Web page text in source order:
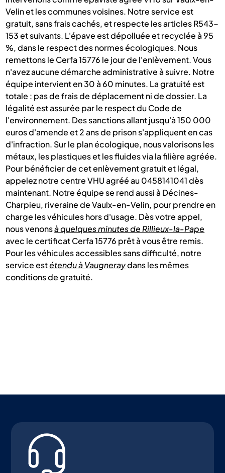
Velin et les communes voisines. Notre service est
gratuit, sans frais cachés, et respecte les articles R543-
153 et suivants. L'épave est dépolluée et recyclée à 95
%, dans le respect des normes écologiques. Nous
remettons le Cerfa 15776 le jour de l'enlèvement. Vous
n'avez aucune démarche administrative à suivre. Notre
équipe intervient en 30 à 60 minutes. La gratuité est
totale : pas de frais de déplacement ni de dossier. La
légalité est assurée par le respect du Code de
l'environnement. Des sanctions allant jusqu'à 150 000
euros d'amende et 2 ans de prison s'appliquent en cas
d'infraction. Sur le plan écologique, nous valorisons les
métaux, les plastiques et les fluides via la filière agréée.
Pour bénéficier de cet enlèvement gratuit et légal,
appelez notre centre VHU agréé au 0458141041 dès
maintenant. Notre équipe se rend aussi à Décines-
Charpieu, riveraine de Vaulx-en-Velin, pour prendre en
charge les véhicules hors d'usage. Dès votre appel,
nous venonsà quelques minutes de Rillieux-la-Pape
avec le certificat Cerfa 15776 prêt à vous être remis.
Pour les véhicules accessibles sans difficulté, notre
service estétendu à Vaugneraydans les mêmes
conditions de gratuité.